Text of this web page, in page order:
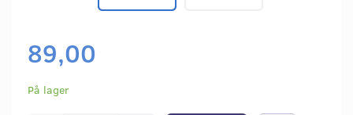
89,00
På lager